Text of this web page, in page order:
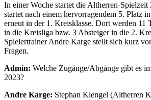
In einer Woche startet die Altherren-Spielzeit
startet nach einem hervorragendem 5. Platz
erneut in der 1. Kreisklasse. Dort werden 11
in die Kreisliga bzw. 3 Absteiger in die 2.
Spielertrainer Andre Karge stellt sich kurz
Fragen.
Admin: Welche Zugänge/Abgänge gibt es
2023?
Andre Karge: Stephan Klengel (Altherren